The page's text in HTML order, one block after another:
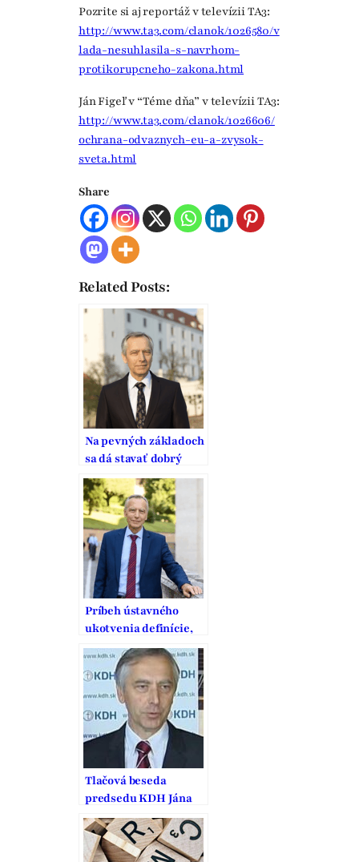
Pozrite si aj reportáž v televízii TA3:
http://www.ta3.com/clanok/1026580/v
lada-nesuhlasila-s-navrhom-
protikorupcneho-zakona.html
Ján Figeľ v “Téme dňa” v televízii TA3:
http://www.ta3.com/clanok/1026606/
ochrana-odvaznych-eu-a-zvysok-
sveta.html
Share
Related Posts:
Na pevných základoch
sa dá stavať dobrý
domov
Príbeh ústavného
ukotvenia definície,
ochrany a podpory
manželstva na
Slovensku
Tlačová beseda
predsedu KDH Jána
Figeľa k neschváleniu
zákona o ochrane
oznamenovateľov